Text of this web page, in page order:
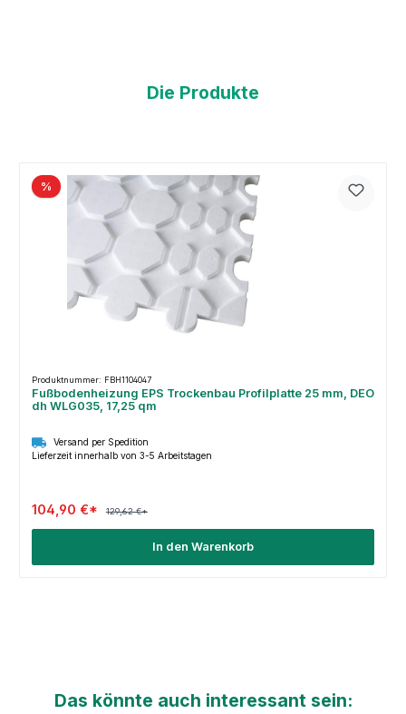
Die Produkte
%
Produktnummer: FBH1104047
Fußbodenheizung EPS Trockenbau Profilplatte 25 mm, DEO
dh WLG035, 17,25 qm
Versand per Spedition
Lieferzeit innerhalb von 3-5 Arbeitstagen
104,90 €* 129,62 €*
In den Warenkorb
Das könnte auch interessant sein: